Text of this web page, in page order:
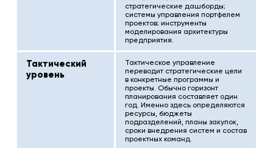
стратегические дашборды;
системы управления портфелем
проектов; инструменты
моделирования архитектуры
предприятия.
Тактический
уровень
Тактическое управление
переводит стратегические цели
в конкретные программы и
проекты. Обычно горизонт
планирования составляет один
год. Именно здесь определяются
ресурсы, бюджеты
подразделений, планы закупок,
сроки внедрения систем и состав
проектных команд.